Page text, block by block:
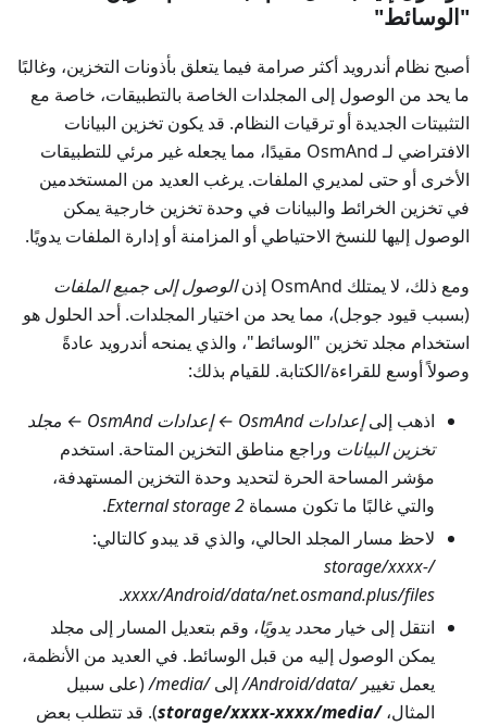
"الوسائط"
أصبح نظام أندرويد أكثر صرامة فيما يتعلق بأذونات التخزين، وغالبًا
ما يحد من الوصول إلى المجلدات الخاصة بالتطبيقات، خاصة مع
التثبيتات الجديدة أو ترقيات النظام. قد يكون تخزين البيانات
الافتراضي لـ OsmAnd مقيدًا، مما يجعله غير مرئي للتطبيقات
الأخرى أو حتى لمديري الملفات. يرغب العديد من المستخدمين
في تخزين الخرائط والبيانات في وحدة تخزين خارجية يمكن
الوصول إليها للنسخ الاحتياطي أو المزامنة أو إدارة الملفات يدويًا.
ومع ذلك، لا يمتلك OsmAnd إذن
الوصول إلى جميع الملفات
(بسبب قيود جوجل)، مما يحد من اختيار المجلدات. أحد الحلول هو
استخدام مجلد تخزين "الوسائط"، والذي يمنحه أندرويد عادةً
وصولاً أوسع للقراءة/الكتابة. للقيام بذلك:
اذهب إلى
إعدادات OsmAnd ← إعدادات OsmAnd ← مجلد
تخزين البيانات وراجع مناطق التخزين المتاحة. استخدم
مؤشر المساحة الحرة لتحديد وحدة التخزين المستهدفة،
والتي غالبًا ما تكون مسماة External storage 2
.
لاحظ مسار المجلد الحالي، والذي قد يبدو كالتالي:
/storage/xxxx-
xxxx/Android/data/net.osmand.plus/files
.
انتقل إلى خيار محدد يدويًا، وقم بتعديل المسار إلى مجلد
يمكن الوصول إليه من قبل الوسائط. في العديد من الأنظمة،
يعمل تغيير/Android/data/ إلى/media/
(على سبيل
المثال،/storage/xxxx-xxxx/media
). قد تتطلب بعض